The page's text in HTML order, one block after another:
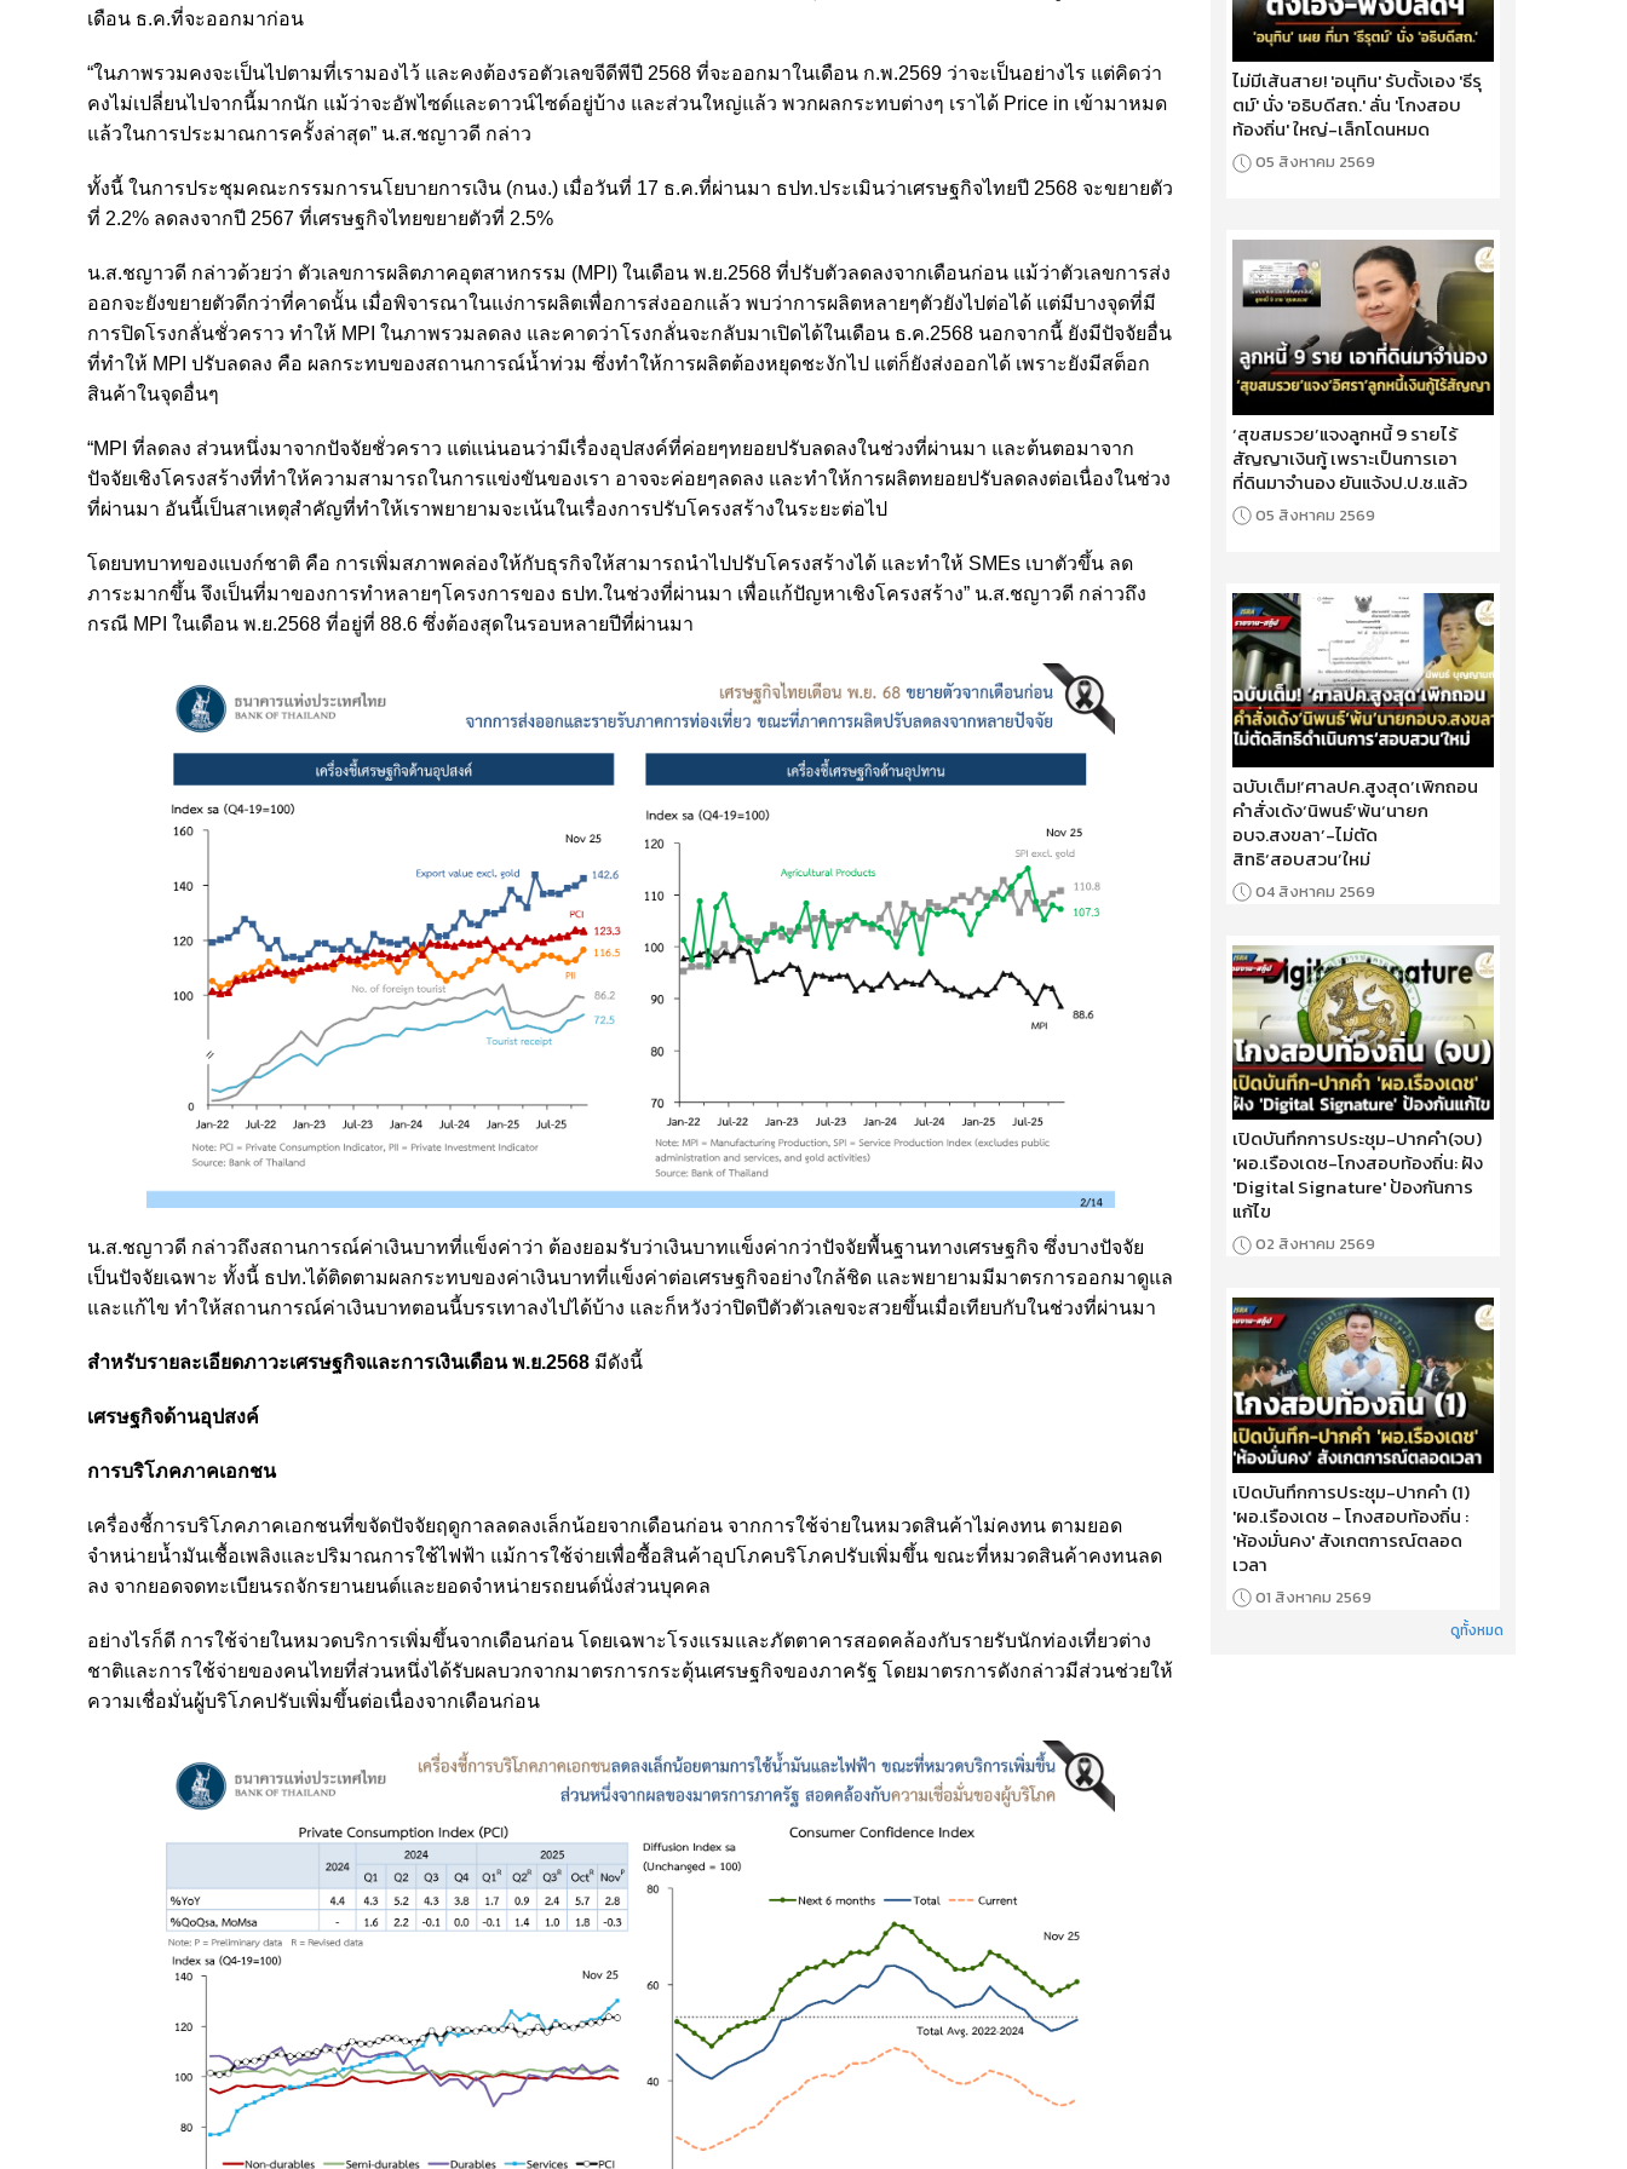
เดือน ธ.ค.ที่จะออกมาก่อน
“ในภาพรวมคงจะเป็นไปตามที่เรามองไว้ และคงต้องรอตัวเลขจีดีพีปี 2568 ที่จะออกมาในเดือน ก.พ.2569 ว่าจะเป็นอย่างไร แต่คิดว่า
คงไม่เปลี่ยนไปจากนี้มากนัก แม้ว่าจะอัพไซด์และดาวน์ไซด์อยู่บ้าง และส่วนใหญ่แล้ว พวกผลกระทบต่างๆ เราได้ Price in เข้ามาหมด
แล้วในการประมาณการครั้งล่าสุด” น.ส.ชญาวดี กล่าว
ทั้งนี้ ในการประชุมคณะกรรมการนโยบายการเงิน (กนง.) เมื่อวันที่ 17 ธ.ค.ที่ผ่านมา ธปท.ประเมินว่าเศรษฐกิจไทยปี 2568 จะขยายตัว
ที่ 2.2% ลดลงจากปี 2567 ที่เศรษฐกิจไทยขยายตัวที่ 2.5%
น.ส.ชญาวดี กล่าวด้วยว่า ตัวเลขการผลิตภาคอุตสาหกรรม (MPI) ในเดือน พ.ย.2568 ที่ปรับตัวลดลงจากเดือนก่อน แม้ว่าตัวเลขการส่ง
ออกจะยังขยายตัวดีกว่าที่คาดนั้น เมื่อพิจารณาในแง่การผลิตเพื่อการส่งออกแล้ว พบว่าการผลิตหลายๆตัวยังไปต่อได้ แต่มีบางจุดที่มี
การปิดโรงกลั่นชั่วคราว ทำให้ MPI ในภาพรวมลดลง และคาดว่าโรงกลั่นจะกลับมาเปิดได้ในเดือน ธ.ค.2568 นอกจากนี้ ยังมีปัจจัยอื่น
ที่ทำให้ MPI ปรับลดลง คือ ผลกระทบของสถานการณ์น้ำท่วม ซึ่งทำให้การผลิตต้องหยุดชะงักไป แต่ก็ยังส่งออกได้ เพราะยังมีสต็อก
สินค้าในจุดอื่นๆ
“MPI ที่ลดลง ส่วนหนึ่งมาจากปัจจัยชั่วคราว แต่แน่นอนว่ามีเรื่องอุปสงค์ที่ค่อยๆทยอยปรับลดลงในช่วงที่ผ่านมา และต้นตอมาจาก
ปัจจัยเชิงโครงสร้างที่ทำให้ความสามารถในการแข่งขันของเรา อาจจะค่อยๆลดลง และทำให้การผลิตทยอยปรับลดลงต่อเนื่องในช่วง
ที่ผ่านมา อันนี้เป็นสาเหตุสำคัญที่ทำให้เราพยายามจะเน้นในเรื่องการปรับโครงสร้างในระยะต่อไป
โดยบทบาทของแบงก์ชาติ คือ การเพิ่มสภาพคล่องให้กับธุรกิจให้สามารถนำไปปรับโครงสร้างได้ และทำให้ SMEs เบาตัวขึ้น ลด
ภาระมากขึ้น จึงเป็นที่มาของการทำหลายๆโครงการของ ธปท.ในช่วงที่ผ่านมา เพื่อแก้ปัญหาเชิงโครงสร้าง” น.ส.ชญาวดี กล่าวถึง
กรณี MPI ในเดือน พ.ย.2568 ที่อยู่ที่ 88.6 ซึ่งต้องสุดในรอบหลายปีที่ผ่านมา
น.ส.ชญาวดี กล่าวถึงสถานการณ์ค่าเงินบาทที่แข็งค่าว่า ต้องยอมรับว่าเงินบาทแข็งค่ากว่าปัจจัยพื้นฐานทางเศรษฐกิจ ซึ่งบางปัจจัย
เป็นปัจจัยเฉพาะ ทั้งนี้ ธปท.ได้ติดตามผลกระทบของค่าเงินบาทที่แข็งค่าต่อเศรษฐกิจอย่างใกล้ชิด และพยายามมีมาตรการออกมาดูแล
และแก้ไข ทำให้สถานการณ์ค่าเงินบาทตอนนี้บรรเทาลงไปได้บ้าง และก็หวังว่าปิดปีตัวตัวเลขจะสวยขึ้นเมื่อเทียบกับในช่วงที่ผ่านมา
สำหรับรายละเอียดภาวะเศรษฐกิจและการเงินเดือน พ.ย.2568 มีดังนี้
เศรษฐกิจด้านอุปสงค์
การบริโภคภาคเอกชน
เครื่องชี้การบริโภคภาคเอกชนที่ขจัดปัจจัยฤดูกาลลดลงเล็กน้อยจากเดือนก่อน จากการใช้จ่ายในหมวดสินค้าไม่คงทน ตามยอด
จำหน่ายน้ำมันเชื้อเพลิงและปริมาณการใช้ไฟฟ้า แม้การใช้จ่ายเพื่อซื้อสินค้าอุปโภคบริโภคปรับเพิ่มขึ้น ขณะที่หมวดสินค้าคงทนลด
ลง จากยอดจดทะเบียนรถจักรยานยนต์และยอดจำหน่ายรถยนต์นั่งส่วนบุคคล
อย่างไรก็ดี การใช้จ่ายในหมวดบริการเพิ่มขึ้นจากเดือนก่อน โดยเฉพาะโรงแรมและภัตตาคารสอดคล้องกับรายรับนักท่องเที่ยวต่าง
ชาติและการใช้จ่ายของคนไทยที่ส่วนหนึ่งได้รับผลบวกจากมาตรการกระตุ้นเศรษฐกิจของภาครัฐ โดยมาตรการดังกล่าวมีส่วนช่วยให้
ความเชื่อมั่นผู้บริโภคปรับเพิ่มขึ้นต่อเนื่องจากเดือนก่อน
ไม่มีเส้นสาย! 'อนุทิน' รับตั้งเอง 'ธีรุ
ตม์' นั่ง 'อธิบดีสถ.' ลั่น 'โกงสอบ
ท้องถิ่น' ใหญ่-เล็กโดนหมด
05 สิงหาคม 2569
‘สุขสมรวย’แจงลูกหนี้ 9 รายไร้
สัญญาเงินกู้ เพราะเป็นการเอา
ที่ดินมาจำนอง ยันแจ้งป.ป.ช.แล้ว
05 สิงหาคม 2569
ฉบับเต็ม!‘ศาลปค.สูงสุด’เพิกถอน
คำสั่งเด้ง‘นิพนธ์’พ้น‘นายก
อบจ.สงขลา’-ไม่ตัด
สิทธิ‘สอบสวน’ใหม่
04 สิงหาคม 2569
เปิดบันทึกการประชุม-ปากคำ(จบ)
'ผอ.เรืองเดช-โกงสอบท้องถิ่น: ฝัง
'Digital Signature' ป้องกันการ
แก้ไข
02 สิงหาคม 2569
เปิดบันทึกการประชุม-ปากคำ (1)
'ผอ.เรืองเดช - โกงสอบท้องถิ่น :
'ห้องมั่นคง' สังเกตการณ์ตลอด
เวลา
01 สิงหาคม 2569
ดูทั้งหมด